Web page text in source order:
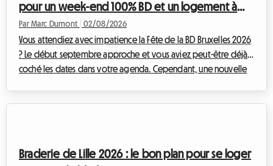
pour un week-end 100% BD et un logement à
petit prix
Par Marc Dumont 02/08/2026
Vous attendiez avec impatience la Fête de la BD Bruxelles 2026
? Le début septembre approche et vous aviez peut-être déjà
coché les dates dans votre agenda. Cependant, une nouvelle
comment transformer cette dé...
Braderie de Lille 2026 : le bon plan pour se loger